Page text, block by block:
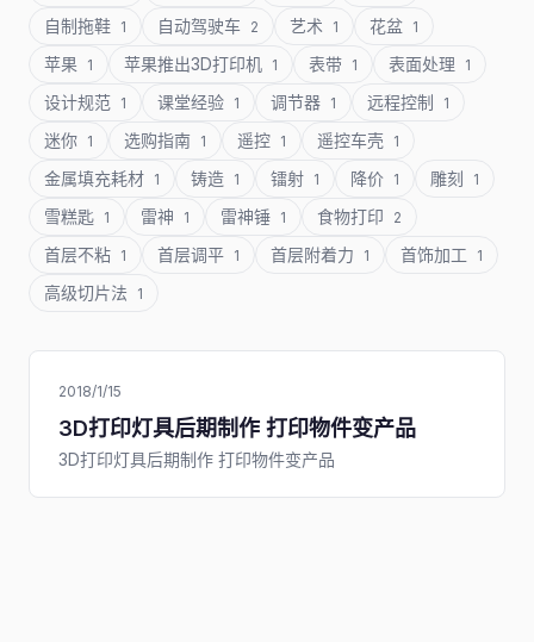
自制拖鞋 1 自动驾驶车 2 艺术 1 花盆 1
苹果 1 苹果推出3D打印机 1 表带 1 表面处理 1
设计规范 1 课堂经验 1 调节器 1 远程控制 1
迷你 1 选购指南 1 遥控 1 遥控车壳 1
金属填充耗材 1 铸造 1 镭射 1 降价 1 雕刻 1
雪糕匙 1 雷神 1 雷神锤 1 食物打印 2
首层不粘 1 首层调平 1 首层附着力 1 首饰加工 1
高级切片法 1
2018/1/15
3D打印灯具后期制作 打印物件变产品
3D打印灯具后期制作 打印物件变产品